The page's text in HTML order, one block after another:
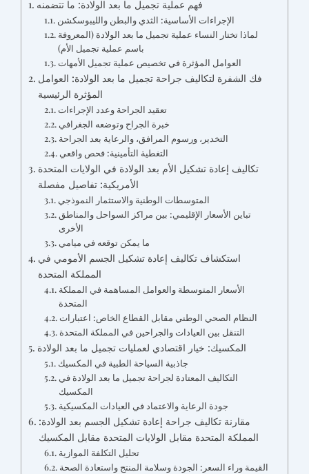
فهم عملية تجميل ما بعد الولادة: ما تتضمنه
الإجراءات الأساسية: الثدي والبطن والليبوسكشن
لماذا تختار النساء عملية تجميل ما بعد الولادة (المعروفة
باسم عملية تجميل الأم)
العوامل المؤثرة في تخصيص عملية تجميل الأمهات
فك الشفرة لتكاليف جراحة تجميل ما بعد الولادة: العوامل
المؤثرة الرئيسية
تعقيد الجراحة وعدد الإجراءات
خبرة الجراح وتوضعه الجغرافي
التخدير، ورسوم المرافق، والرعاية بعد الجراحة
التغطية التأمينية: فحص واقعي
تكاليف إعادة تشكيل الأم بعد الولادة في الولايات المتحدة
الأمريكية: تفاصيل مفصلة
المتوسطات الوطنية والاستثمار النموذجي
تباين الأسعار الإقليمي: بين مراكز السواحل والمناطق
الأخرى
ما يمكن توقعه في ميامي
استكشاف تكاليف إعادة تشكيل الجسم الأمومي في
المملكة المتحدة
الأسعار المتوسطة والعوامل المساهمة في المملكة
المتحدة
النظام الصحي الوطني مقابل القطاع الخاص: اعتبارات
التنقل بين العيادات والجراحين في المملكة المتحدة
المكسيك: خيار اقتصادي لعمليات تجميل ما بعد الولادة
جاذبية السياحة الطبية في المكسيك
التكاليف المعتادة لجراحة تجميل ما بعد الولادة في
المكسيك
جودة الرعاية والاعتماد في العيادات المكسيكية
مقارنة تكاليف جراحة إعادة تشكيل الجسم بعد الولادة:
المملكة المتحدة مقابل الولايات المتحدة مقابل المكسيك
تحليل التكلفة الموازية
القيمة وراء السعر: الجودة وسلامة المنتج واستعادة الصحة